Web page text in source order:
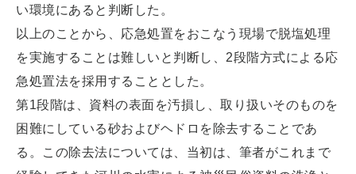
い環境にあると判断した。
以上のことから、応急処置をおこなう現場で脱塩処理
を実施することは難しいと判断し、2段階方式による応
急処置法を採用することとした。
第1段階は、資料の表面を汚損し、取り扱いそのものを
困難にしている砂およびヘドロを除去することであ
る。この除去法については、当初は、筆者がこれまで